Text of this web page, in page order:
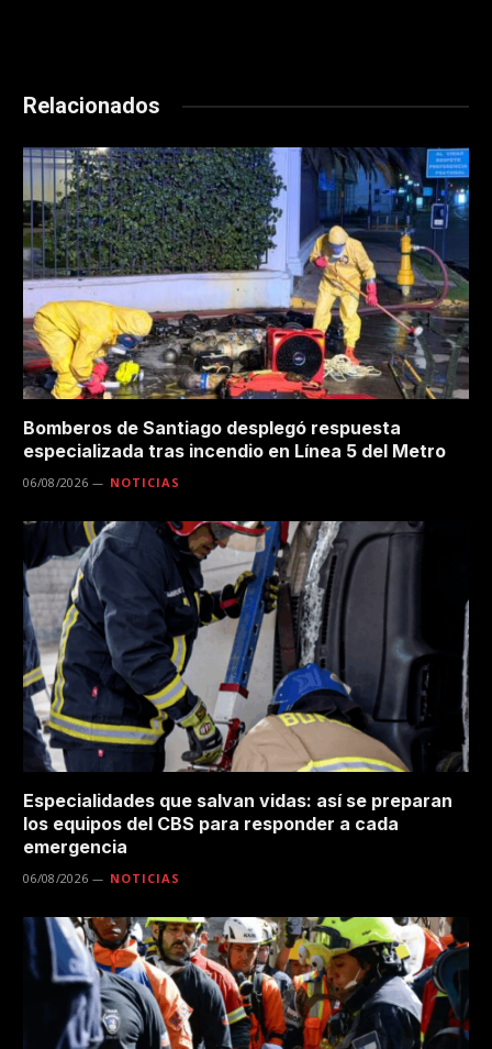
Relacionados
Bomberos de Santiago desplegó respuesta
especializada tras incendio en Línea 5 del Metro
06/08/2026 NOTICIAS
Especialidades que salvan vidas: así se preparan
los equipos del CBS para responder a cada
emergencia
06/08/2026 NOTICIAS